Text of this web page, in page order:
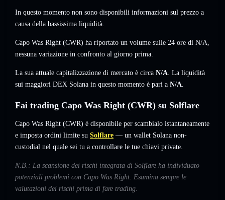
In questo momento non sono disponibili informazioni sul prezzo a
causa della bassissima liquidità.
Capo Was Right (CWR) ha riportato un volume sulle 24 ore di N/A,
nessuna variazione in confronto al giorno prima.
La sua attuale capitalizzazione di mercato è circa N/A. La liquidità
sui maggiori DEX Solana in questo momento è pari a N/A.
Fai trading Capo Was Right (CWR) su Solflare
Capo Was Right (CWR) è disponibile per scambialo istantaneamente
e imposta ordini limite su Solflare — un wallet Solana non-
custodial nel quale sei tu a controllare le tue chiavi private.
N.B.: La scansione dei rischi integrata di Solflare ha individuato
potenziali problemi con Capo Was Right. Esamina sempre le
valutazioni dei rischi prima di fare trading.